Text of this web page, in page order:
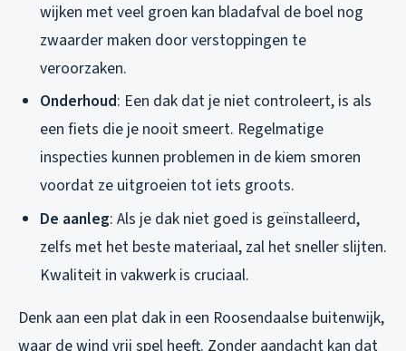
wijken met veel groen kan bladafval de boel nog
zwaarder maken door verstoppingen te
veroorzaken.
Onderhoud: Een dak dat je niet controleert, is als
een fiets die je nooit smeert. Regelmatige
inspecties kunnen problemen in de kiem smoren
voordat ze uitgroeien tot iets groots.
De aanleg: Als je dak niet goed is geïnstalleerd,
zelfs met het beste materiaal, zal het sneller slijten.
Kwaliteit in vakwerk is cruciaal.
Denk aan een plat dak in een Roosendaalse buitenwijk,
waar de wind vrij spel heeft. Zonder aandacht kan dat